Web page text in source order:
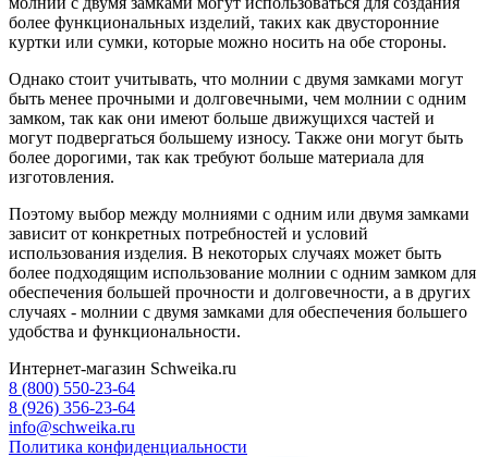
более функциональных изделий, таких как двусторонние
куртки или сумки, которые можно носить на обе стороны.
Однако стоит учитывать, что молнии с двумя замками могут
быть менее прочными и долговечными, чем молнии с одним
замком, так как они имеют больше движущихся частей и
могут подвергаться большему износу. Также они могут быть
более дорогими, так как требуют больше материала для
изготовления.
Поэтому выбор между молниями с одним или двумя замками
зависит от конкретных потребностей и условий
использования изделия. В некоторых случаях может быть
более подходящим использование молнии с одним замком для
обеспечения большей прочности и долговечности, а в других
случаях - молнии с двумя замками для обеспечения большего
удобства и функциональности.
Интернет-магазин Schweika.ru
8 (800) 550-23-64
8 (926) 356-23-64
info@schweika.ru
Политика конфиденциальности